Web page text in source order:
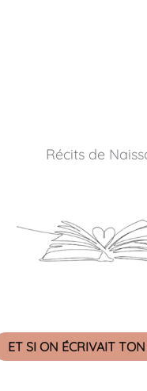
Récits de
ET SI ON ÉCRIVAIT